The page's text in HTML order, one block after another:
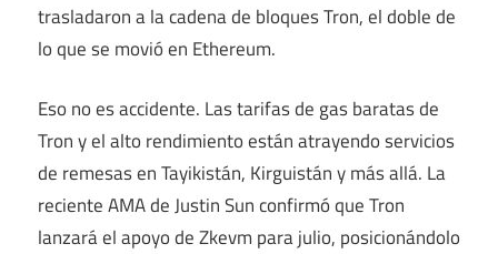
trasladaron a la cadena de bloques Tron, el doble de
lo que se movió en Ethereum.
Eso no es accidente. Las tarifas de gas baratas de
Tron y el alto rendimiento están atrayendo servicios
de remesas en Tayikistán, Kirguistán y más allá. La
reciente AMA de Justin Sun confirmó que Tron
lanzará el apoyo de Zkevm para julio, posicionándolo